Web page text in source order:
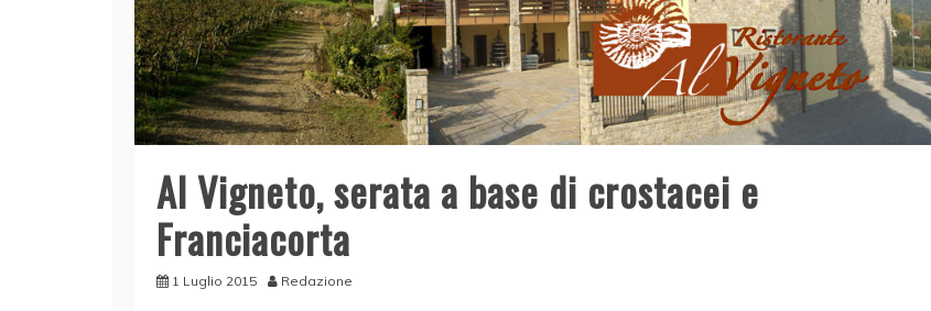
Al Vigneto, serata a base di crostacei e
Franciacorta
1 Luglio 2015 Redazione